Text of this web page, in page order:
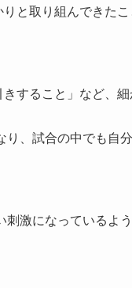
と取り組んできた
すること」など、
り、試合の中でも自
激になっているよ